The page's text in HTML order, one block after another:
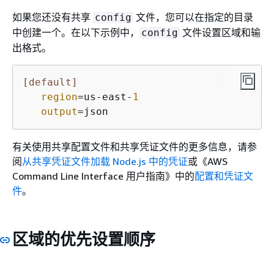
如果您还没有共享 config 文件，您可以在指定的目录
中创建一个。在以下示例中，
config 文件设置区域和输
出格式。
[default]
region=us-east- 1
output=json
有关使用共享配置文件和共享凭证文件的更多信息，请参
阅从共享凭证文件加载 Node.js 中的凭证或《AWS
Command Line Interface 用户指南》 中的配置和凭证文
件。
区域的优先设置顺序